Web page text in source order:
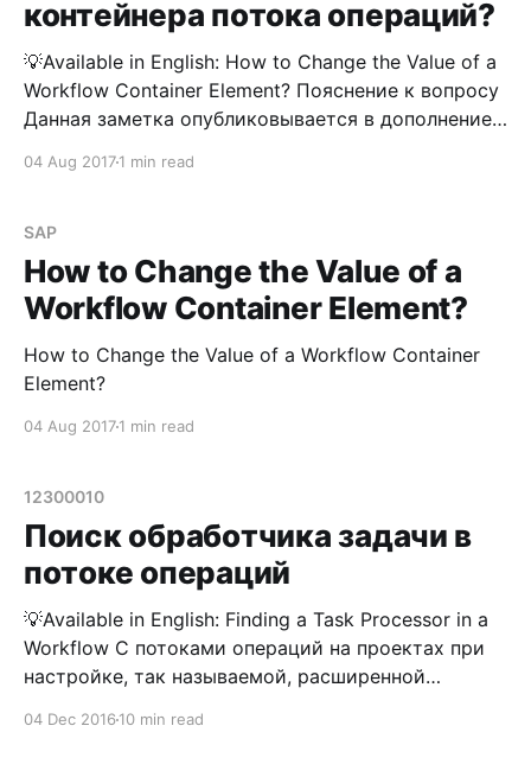
контейнера потока операций?
💡Available in English: How to Change the Value of a
Workflow Container Element? Пояснение к вопросу
Данная заметка опубликовывается в дополнение
контейнера потока операций в статусе STARTED.
запущенный поток операций, значение элемента
контейнера которого необходимо изменить, и
затем перезапустить
04 Aug 20171 min read
SAP
How to Change the Value of a
Workflow Container Element?
How to Change the Value of a Workflow Container
Element?
04 Aug 20171 min read
12300010
Поиск обработчика задачи в
потоке операций
💡Available in English: Finding a Task Processor in a
Workflow С потоками операций на проектах при
настройке, так называемой, расширенной
04 Dec 2016 10 min read